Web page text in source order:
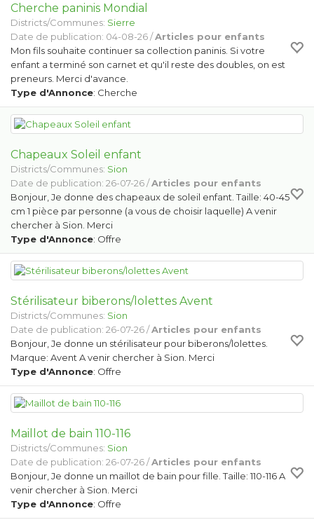
Cherche paninis Mondial
Districts/Communes: Sierre
Date de publication: 04-08-26 /Articles pour enfants
Mon fils souhaite continuer sa collection paninis. Si votre
enfant a terminé son carnet et qu'il reste des doubles, on est
preneurs. Merci d'avance.
Type d'Annonce: Cherche
Chapeaux Soleil enfant
Districts/Communes: Sion
Date de publication: 26-07-26 /Articles pour enfants
Bonjour, Je donne des chapeaux de soleil enfant. Taille: 40-45
cm 1 pièce par personne (a vous de choisir laquelle) A venir
chercher à Sion. Merci
Type d'Annonce: Offre
Stérilisateur biberons/lolettes Avent
Districts/Communes: Sion
Date de publication: 26-07-26 /Articles pour enfants
Bonjour, Je donne un stérilisateur pour biberons/lolettes.
Marque: Avent A venir chercher à Sion. Merci
Type d'Annonce: Offre
Maillot de bain 110-116
Districts/Communes: Sion
Date de publication: 26-07-26 /Articles pour enfants
Bonjour, Je donne un maillot de bain pour fille. Taille: 110-116 A
venir chercher à Sion. Merci
Type d'Annonce: Offre